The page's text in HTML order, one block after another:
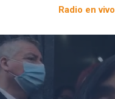
Radio en vivo